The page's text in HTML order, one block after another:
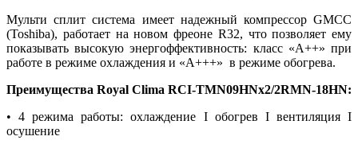
Мульти сплит система имеет надежный компрессор GMCC
(Toshiba), работает на новом фреоне R32, что позволяет ему
показывать высокую энергоффективность: класс «А++» при
работе в режиме охлаждения и «А+++» в режиме обогрева.
Преимущества Royal Clima RCI-TMN09HNх2/2RMN-18HN:
• 4 режима работы: охлаждение I обогрев I вентиляция I
осушение